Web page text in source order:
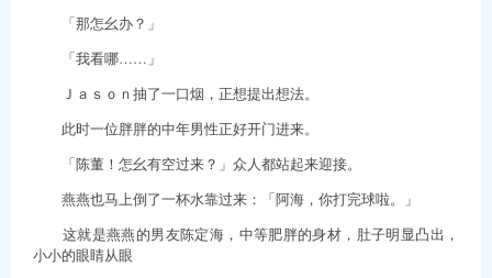
「那怎幺办？」
「我看哪……」
Ｊａｓｏｎ抽了一口烟，正想提出想法。
此时一位胖胖的中年男性正好开门进来。
「陈董！怎幺有空过来？」众人都站起来迎接。
燕燕也马上倒了一杯水靠过来：「阿海，你打完球啦。」
这就是燕燕的男友陈定海，中等肥胖的身材，肚子明显凸出，
小小的眼睛从眼